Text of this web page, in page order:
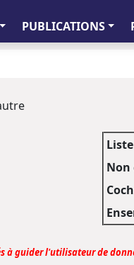
PUBLICATIONS
Non
à guider l'utilisateur de